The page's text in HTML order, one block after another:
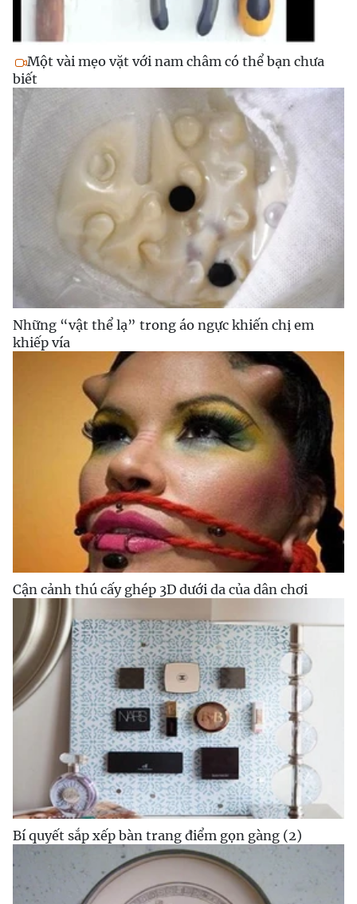
Một vài mẹo vặt với nam châm có thể bạn chưa
biết
Những “vật thể lạ” trong áo ngực khiến chị em
khiếp vía
Cận cảnh thú cấy ghép 3D dưới da của dân chơi
Bí quyết sắp xếp bàn trang điểm gọn gàng (2)